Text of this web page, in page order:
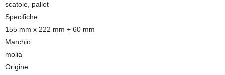
scatole, pallet
Specifiche
155 mm x 222 mm + 60 mm
Marchio
molia
Origine